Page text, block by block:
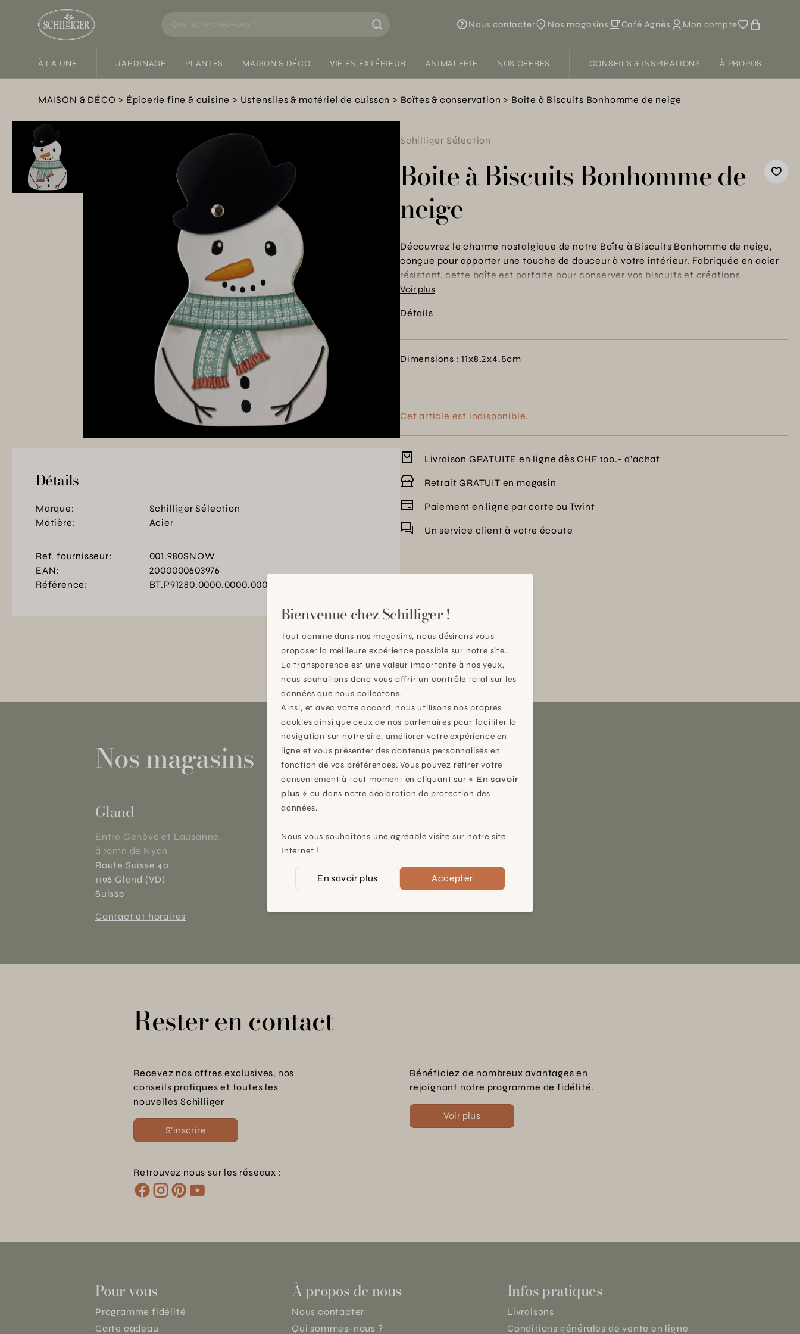
Nous contacter Nos magasins Café Agnès Mon compte
À LA UNE JARDINAGE PLANTES MAISON & DÉCO VIE EN EXTÉRIEUR ANIMALERIE NOS OFFRES CONSEILS & INSPIRATIONS À PROPOS
MAISON & DÉCO Épicerie fine & cuisine Ustensiles & matériel de cuisson Boîtes & conservation Boite à Biscuits Bonhomme de neige
Détails
Marque:
Schilliger Sélection
Matière:
Acier
Ref. fournisseur:
001.980SNOW
EAN:
2000000603976
Référence:
BT.P91280.0000.0000.0000
Schilliger Sélection
Boite à Biscuits Bonhomme de
neige
Découvrez le charme nostalgique de notre Boîte à Biscuits Bonhomme de neige,
conçue pour apporter une touche de douceur à votre intérieur. Fabriquée en acier
résistant, cette boîte est parfaite pour conserver vos biscuits et créations
culinaires dans les meilleures conditions. Son design jovial de bonhomme de neige
choix qui allie fonctionnalité et esthétique pour votre cuisine.
Voir plus
Détails
Dimensions : 11x8.2x4.5cm
Cet article est indisponible.
Livraison GRATUITE en ligne dès CHF 100.- d’achat
Retrait GRATUIT en magasin
Paiement en ligne par carte ou Twint
Un service client à votre écoute
Nos magasins
Gland
Entre Genève et Lausanne,
à 10mn de Nyon
Route Suisse 40
1196 Gland (VD)
Suisse
Contact et horaires
Plan-les-Ouates
À 15mn du centre de Genève
Chemin des Charrotons 25
1228 Plan-les-Ouates (GE)
Suisse
Rester en contact
Recevez nos offres exclusives, nos
conseils pratiques et toutes les
nouvelles Schilliger
S'inscrire
Bénéficiez de nombreux avantages en
rejoignant notre programme de fidélité.
Voir plus
Retrouvez nous sur les réseaux :
Pour vous
Programme fidélité
Carte cadeau
À propos de nous
Nous contacter
Qui sommes-nous ?
Infos pratiques
Livraisons
Conditions générales de vente en ligne
Bienvenue chez Schilliger !
Tout comme dans nos magasins, nous désirons vous
proposer la meilleure expérience possible sur notre site.
La transparence est une valeur importante à nos yeux,
nous souhaitons donc vous offrir un contrôle total sur les
données que nous collectons.
Ainsi, et avec votre accord, nous utilisons nos propres
cookies ainsi que ceux de nos partenaires pour faciliter la
navigation sur notre site, améliorer votre expérience en
ligne et vous présenter des contenus personnalisés en
fonction de vos préférences. Vous pouvez retirer votre
consentement à tout moment en cliquant sur « En savoir
plus » ou dans notre déclaration de protection des
données.
Nous vous souhaitons une agréable visite sur notre site
Internet !
En savoir plus Accepter